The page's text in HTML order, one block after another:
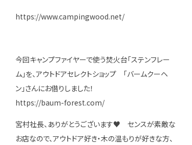
https://www.campingwood.net/
今回キャンプファイヤーで使う焚火台「ステンフレー
ム」を、アウトドアセレクトショップ 「バームクーヘ
ン」さんにお借りしました！
https://baum-forest.com/
宮村社長、ありがとうございます♥ センスが素敵な
お店なので、アウトドア好き・木の温もりが好きな方、